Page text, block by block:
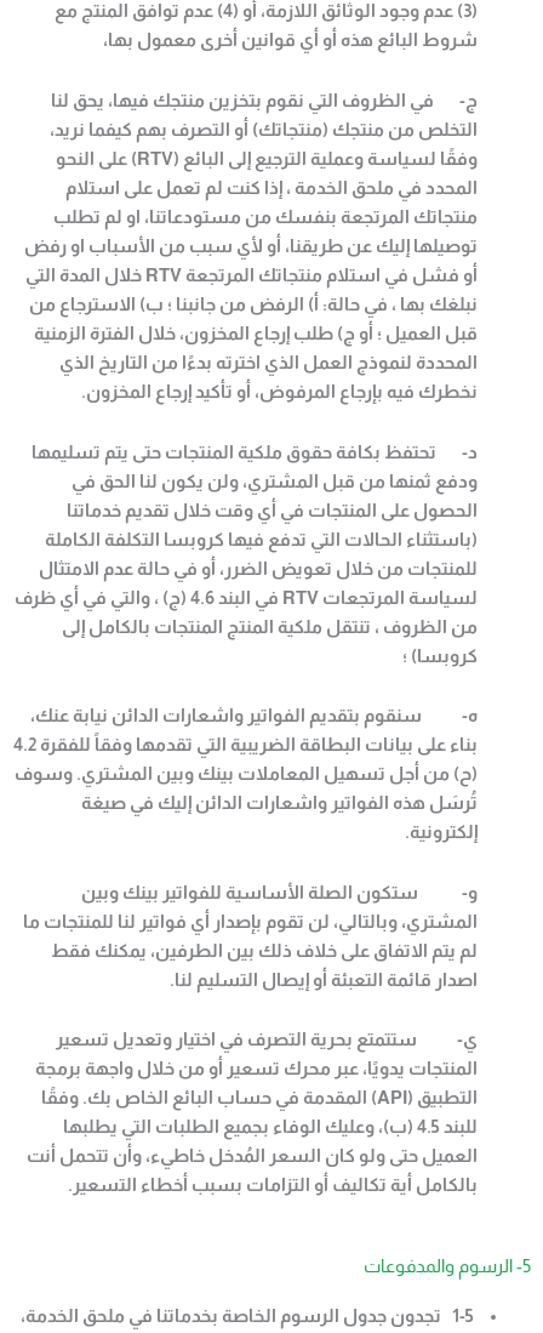
(3) عدم وجود الوثائق اللازمة، أو (4) عدم توافق المنتج مع
شروط البائع هذه أو أي قوانين أخرى معمول بها،
‌ج- في الظروف التي نقوم بتخزين منتجك فيها، يحق لنا
التخلص من منتجك (منتجاتك) أو التصرف بهم كيفما نريد،
وفقًا لسياسة وعملية الترجيع إلى البائع (RTV)
على النحو
المحدد في ملحق الخدمة ، إذا كنت لم تعمل على استلام
منتجاتك المرتجعة بنفسك من مستودعاتنا، او لم تطلب
توصيلها إليك عن طريقنا، أو لأي سبب من الأسباب او رفض
أو فشل في استلام منتجاتك المرتجعة
خلال المدة التي
نبلغك بها ، في حالة: أ) الرفض من جانبنا ؛ ب) الاسترجاع من
قبل العميل ؛ أو ج) طلب إرجاع المخزون، خلال الفترة الزمنية
المحددة لنموذج العمل الذي اخترته بدءًا من التاريخ الذي
نخطرك فيه بإرجاع المرفوض، أو تأكيد إرجاع المخزون.
‌د- تحتفظ بكافة حقوق ملكية المنتجات حتى يتم تسليمها
ودفع ثمنها من قبل المشتري، ولن يكون لنا الحق في
الحصول على المنتجات في أي وقت خلال تقديم خدماتنا
(باستثناء الحالات التي تدفع فيها كروبسا التكلفة الكاملة
للمنتجات من خلال تعويض الضرر، أو في حالة عدم الامتثال
لسياسة المرتجعات
في البند 4.6 (ج) ، والتي في أي ظرف
من الظروف ، تنتقل ملكية المنتج المنتجات بالكامل إلى
كروبسا) ؛
‌ه- سنقوم بتقديم الفواتير واشعارات الدائن نيابة عنك،
بناء على بيانات البطاقة الضريبية التي تقدمها وفقاً للفقرة 4.2
(ح) من أجل تسهيل المعاملات بينك وبين المشتري. وسوف
تُرسَل هذه الفواتير واشعارات الدائن إليك في صيغة
إلكترونية.
‌و- ستكون الصلة الأساسية للفواتير بينك وبين
المشتري، وبالتالي، لن تقوم بإصدار أي فواتير لنا للمنتجات ما
لم يتم الاتفاق على خلاف ذلك بين الطرفين، يمكنك فقط
اصدار قائمة التعبئة أو إيصال التسليم لنا.
ي- ستتمتع بحرية التصرف في اختيار وتعديل تسعير
المنتجات يدويًا، عبر محرك تسعير أو من خلال واجهة برمجة
التطبيق (API)
المقدمة في حساب البائع الخاص بك. وفقًا
للبند 4.5 ( ب)، وعليك الوفاء بجميع الطلبات التي يطلبها
العميل حتى ولو كان السعر المُدخل خاطيء، وأن تتحمل أنت
بالكامل أية تكاليف أو التزامات بسبب أخطاء التسعير .
5- الرسوم والمدفوعات
تجدون جدول الرسوم الخاصة بخدماتنا في ملحق الخدمة،